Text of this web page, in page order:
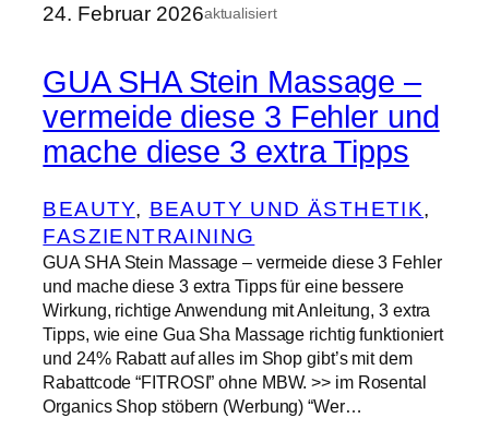
24. Februar 2026aktualisiert
GUA SHA Stein Massage –
vermeide diese 3 Fehler und
mache diese 3 extra Tipps
BEAUTY, BEAUTY UND ÄSTHETIK
FASZIENTRAINING
GUA SHA Stein Massage – vermeide diese 3 Fehler
und mache diese 3 extra Tipps für eine bessere
Wirkung, richtige Anwendung mit Anleitung, 3 extra
Tipps, wie eine Gua Sha Massage richtig funktioniert
und 24% Rabatt auf alles im Shop gibt’s mit dem
Rabattcode “FITROSI” ohne MBW. >> im Rosental
Organics Shop stöbern (Werbung) “Wer…